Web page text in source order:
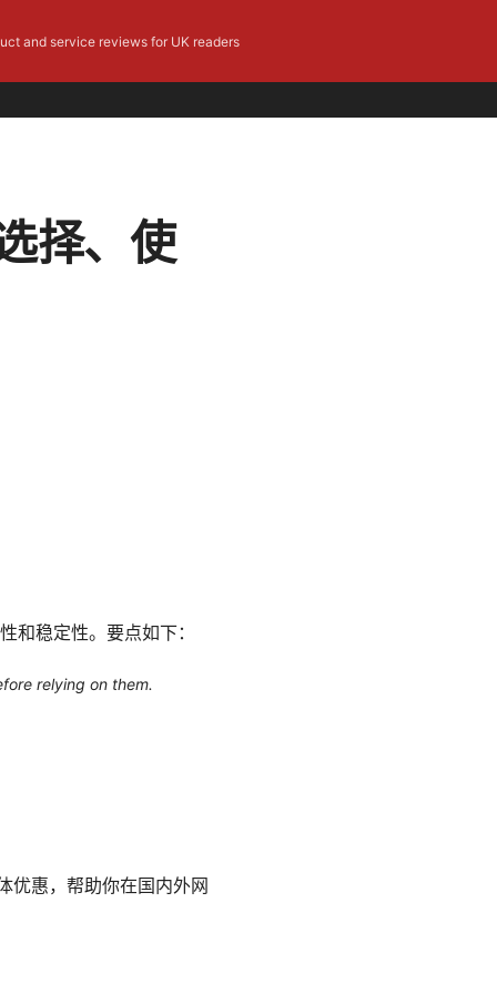
and service reviews for UK readers
择、使
和稳定性。要点如下：
relying on them.
优惠，帮助你在国内外网